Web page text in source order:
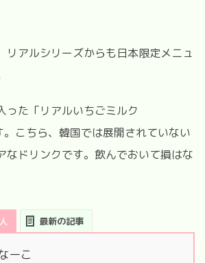
リアルシリーズからも日本限定メニュ
った「リアルいちごミルク
こちら、韓国では展開されていない
なドリンクです。飲んでおいて損はな
最新の記事
ーこ